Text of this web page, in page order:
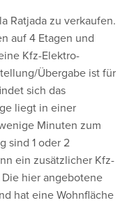
Ratjada zu verkaufen.
auf 4 Etagen und
Kfz-Elektro-
Übergabe ist für
sich das
liegt in einer
Minuten zum
sind 1 oder 2
ein zusätzlicher Kfz-
hier angebotene
hat eine Wohnfläche